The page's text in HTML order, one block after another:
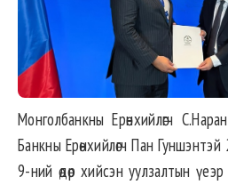
Монголбанкны Ерөнхийлөгч
Банкны Ерөнхийлөгч Пан
9-ний өдөр хийсэн уулзалтын